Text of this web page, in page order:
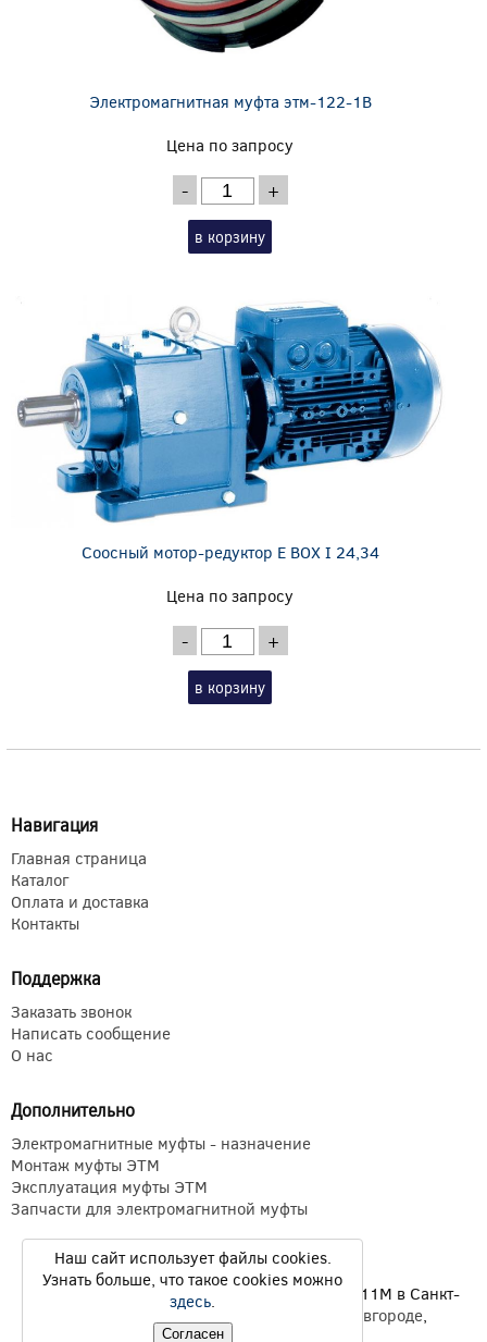
Электромагнитная муфта этм-122-1В
Цена по запросу
- +
в корзину
Соосный мотор-редуктор E BOX I 24,34
Цена по запросу
- +
в корзину
Навигация
Главная страница
Каталог
Оплата и доставка
Контакты
Поддержка
Заказать звонок
Написать сообщение
О нас
Дополнительно
Электромагнитные муфты - назначение
Монтаж муфты ЭТМ
Эксплуатация муфты ЭТМ
Запчасти для электромагнитной муфты
Электромагнитные муфты ЭТМ Э1ТМ ETM Э11М в Санкт-
Екатеринбурге Нижнем Новгороде,
Новосибирске
Наш сайт использует файлы cookies.
Узнать больше, что такое cookies можно
здесь.
Согласен